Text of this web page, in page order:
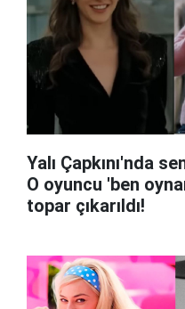
Yalı Çapkını'nda
O oyuncu 'ben
topar çıkarıldı!